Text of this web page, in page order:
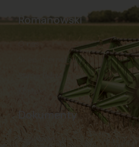
Dokumenty
Regulamin
Romanowski
Sklep internetowy